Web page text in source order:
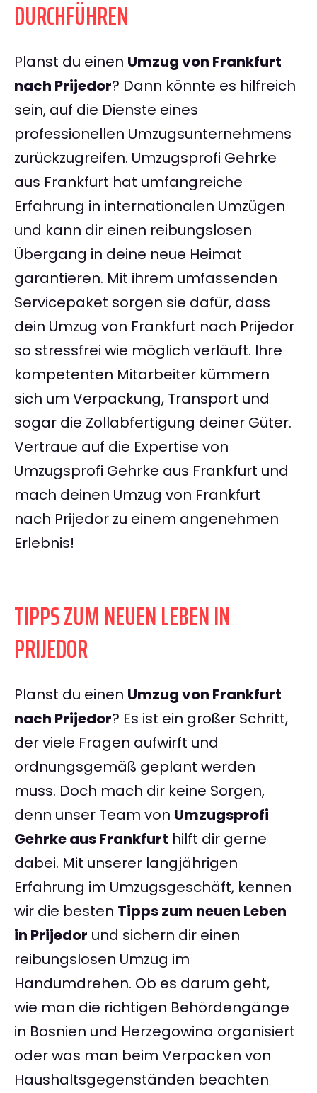
DURCHFÜHREN
Planst du einen Umzug von Frankfurt
nach Prijedor? Dann könnte es hilfreich
sein, auf die Dienste eines
professionellen Umzugsunternehmens
zurückzugreifen. Umzugsprofi Gehrke
aus Frankfurt hat umfangreiche
Erfahrung in internationalen Umzügen
und kann dir einen reibungslosen
Übergang in deine neue Heimat
garantieren. Mit ihrem umfassenden
Servicepaket sorgen sie dafür, dass
dein Umzug von Frankfurt nach Prijedor
so stressfrei wie möglich verläuft. Ihre
kompetenten Mitarbeiter kümmern
sich um Verpackung, Transport und
sogar die Zollabfertigung deiner Güter.
Vertraue auf die Expertise von
Umzugsprofi Gehrke aus Frankfurt und
mach deinen Umzug von Frankfurt
nach Prijedor zu einem angenehmen
Erlebnis!
TIPPS ZUM NEUEN LEBEN IN
PRIJEDOR
Planst du einen Umzug von Frankfurt
nach Prijedor? Es ist ein großer Schritt,
der viele Fragen aufwirft und
ordnungsgemäß geplant werden
muss. Doch mach dir keine Sorgen,
denn unser Team von Umzugsprofi
Gehrke aus Frankfurt hilft dir gerne
dabei. Mit unserer langjährigen
Erfahrung im Umzugsgeschäft, kennen
wir die besten Tipps zum neuen Leben
in Prijedor und sichern dir einen
reibungslosen Umzug im
Handumdrehen. Ob es darum geht,
wie man die richtigen Behördengänge
in Bosnien und Herzegowina organisiert
oder was man beim Verpacken von
Haushaltsgegenständen beachten